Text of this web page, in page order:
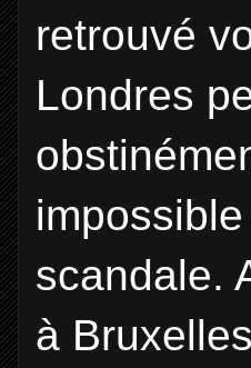
retrouvé
Londres
scandale.
à